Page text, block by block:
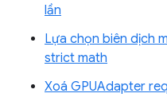
lần
Lựa chọn biên dịch
strict math
Xoá GPUAdapter